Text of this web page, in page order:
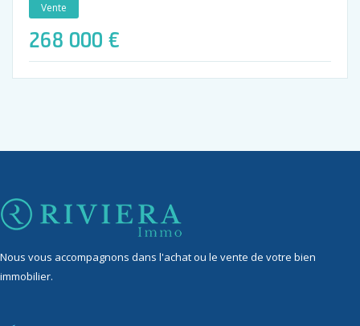
Vente
268 000 €
Nous vous accompagnons dans l'achat ou le vente de votre bien
immobilier.